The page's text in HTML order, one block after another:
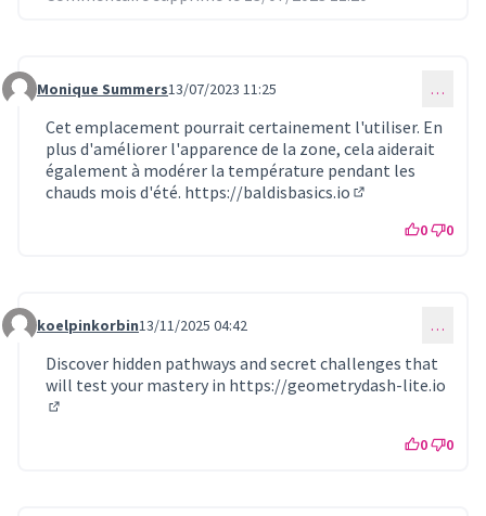
Commentaire 763
Monique Summers13/07/2023 11:25 …
Cet emplacement pourrait certainement l'utiliser. En
plus d'améliorer l'apparence de la zone, cela aiderait
également à modérer la température pendant les
chauds mois d'été. https://baldisbasics.io
0 0
Commentaire 1369
koelpinkorbin13/11/2025 04:42 …
Discover hidden pathways and secret challenges that
will test your mastery in https://geometrydash-lite.io
0 0